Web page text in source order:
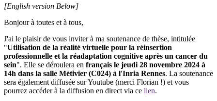
[English version Below]
Bonjour à toutes et à tous,
J'ai le plaisir de vous inviter à ma soutenance de thèse, intitulée
"Utilisation de la réalité virtuelle pour la réinsertion
professionnelle et la réadaptation cognitive après un cancer du
sein". Elle se déroulera en français le jeudi 28 novembre 2024 à
14h dans la salle Métivier (C024) à l'Inria Rennes. La soutenance
sera également diffusée sur Youtube (merci Florian !) et vous
pourrez accéder à la diffusion en direct via ce lien.